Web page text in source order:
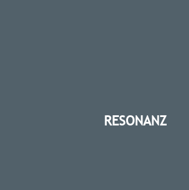
RESONANZ